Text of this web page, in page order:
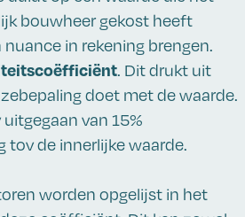
bouwheer gekost heeft
in rekening brengen.
. Dit drukt uit
doet met de waarde.
van 15%
tov de innerlijke waarde.
worden opgelijst in het